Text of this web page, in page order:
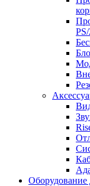
Оборудование